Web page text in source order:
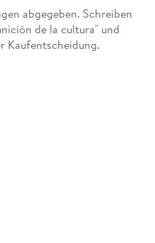
abgegeben. Schreiben
de la cultura" und
Kaufentscheidung.